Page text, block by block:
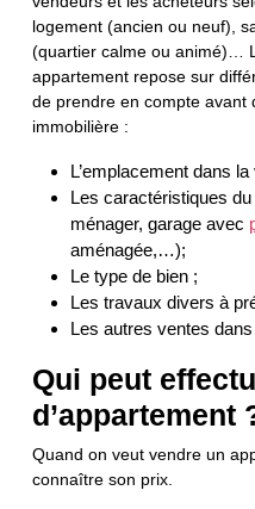
logement (ancien ou neuf),
(quartier calme ou animé)…
appartement repose sur
de prendre en compte avant
immobilière :
L’emplacement dans la
Les caractéristiques
ménager, garage avec
aménagée,…);
Le type de bien ;
Les travaux divers à
Les autres ventes
Qui peut
d’appartement
Quand on veut vendre un
connaître son prix.